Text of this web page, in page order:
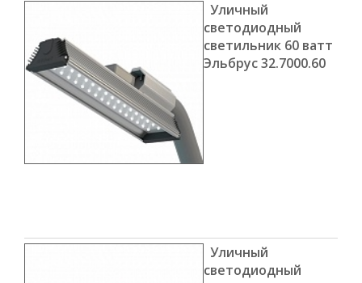
Уличный
светодиодный
светильник 60 ватт
Эльбрус 32.7000.60
Уличный
светодиодный